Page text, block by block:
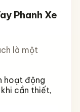
Phanh Xe
là một
hoạt động
cần thiết,